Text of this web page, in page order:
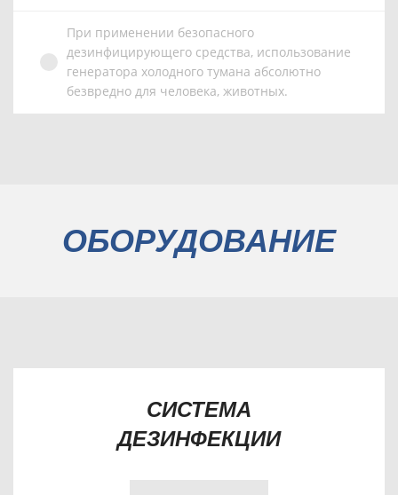
При применении безопасного
дезинфицирующего средства, использование
генератора холодного тумана абсолютно
безвредно для человека, животных.
ОБОРУДОВАНИЕ
СИСТЕМА
ДЕЗИНФЕКЦИИ